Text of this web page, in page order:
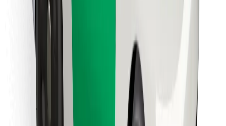
Kukilər
Təhlükəsizlik
Dəqiqələr ərzində gediş əldə et!
Bolt tətbiqini endir
Sevdiyiniz yeməyi tapın!
Bolt Food tətbiqini endir